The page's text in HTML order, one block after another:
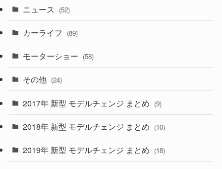
(43)
(6)
(9)
(4)
(30)
(27)
(28)
(27)
(26)
(33)
(10)
(35)
ニュース (52)
カーライフ (89)
モーターショー (58)
その他 (24)
2017年 新型 モデルチェンジ まとめ (9)
2018年 新型 モデルチェンジ まとめ (10)
2019年 新型 モデルチェンジ まとめ (18)